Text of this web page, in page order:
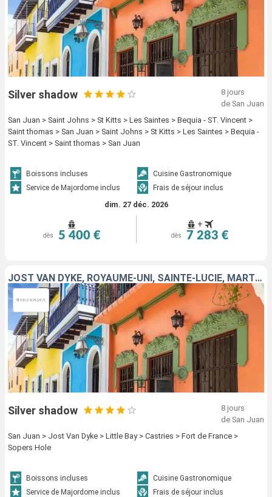
Silver shadow
8 jours
de San Juan
San Juan > Saint Johns > St Kitts > Les Saintes > Bequia - ST. Vincent >
Saint thomas > San Juan > Saint Johns > St Kitts > Les Saintes > Bequia -
ST. Vincent > Saint thomas > San Juan
Boissons incluses
Cuisine Gastronomique
Service de Majordome inclus
Frais de séjour inclus
dim. 27 déc. 2026
dès 5 400 €
+
dès 7 283 €
JOST VAN DYKE, ROYAUME-UNI, SAINTE-LUCIE, MARTINIQUE, TORTOLA, PORTO RICO
Silver shadow
8 jours
de San Juan
San Juan > Jost Van Dyke > Little Bay > Castries > Fort de France >
Sopers Hole
Boissons incluses
Cuisine Gastronomique
Service de Majordome inclus
Frais de séjour inclus